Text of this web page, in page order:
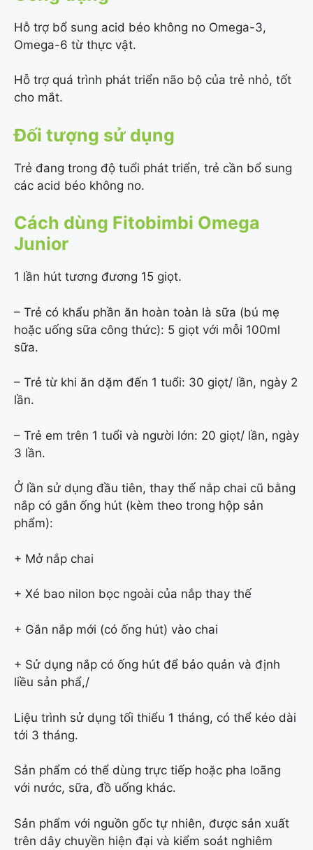
Hỗ trợ bổ sung acid béo không no Omega-3,
Omega-6 từ thực vật.
Hỗ trợ quá trình phát triển não bộ của trẻ nhỏ, tốt
cho mắt.
Đối tượng sử dụng
Trẻ đang trong độ tuổi phát triển, trẻ cần bổ sung
các acid béo không no.
Cách dùng Fitobimbi Omega
Junior
1 lần hút tương đương 15 giọt.
– Trẻ có khẩu phần ăn hoàn toàn là sữa (bú mẹ
hoặc uống sữa công thức): 5 giọt với mỗi 100ml
sữa.
– Trẻ từ khi ăn dặm đến 1 tuổi: 30 giọt/ lần, ngày 2
lần.
– Trẻ em trên 1 tuổi và người lớn: 20 giọt/ lần, ngày
3 lần.
Ở lần sử dụng đầu tiên, thay thế nắp chai cũ bằng
nắp có gắn ống hút (kèm theo trong hộp sản
phẩm):
+ Mở nắp chai
+ Xé bao nilon bọc ngoài của nắp thay thế
+ Gắn nắp mới (có ống hút) vào chai
+ Sử dụng nắp có ống hút để bảo quản và định
liều sản phẩ,/
Liệu trình sử dụng tối thiểu 1 tháng, có thể kéo dài
tới 3 tháng.
Sản phẩm có thể dùng trực tiếp hoặc pha loãng
với nước, sữa, đồ uống khác.
Sản phẩm với nguồn gốc tự nhiên, được sản xuất
trên dây chuyền hiện đại và kiểm soát nghiêm